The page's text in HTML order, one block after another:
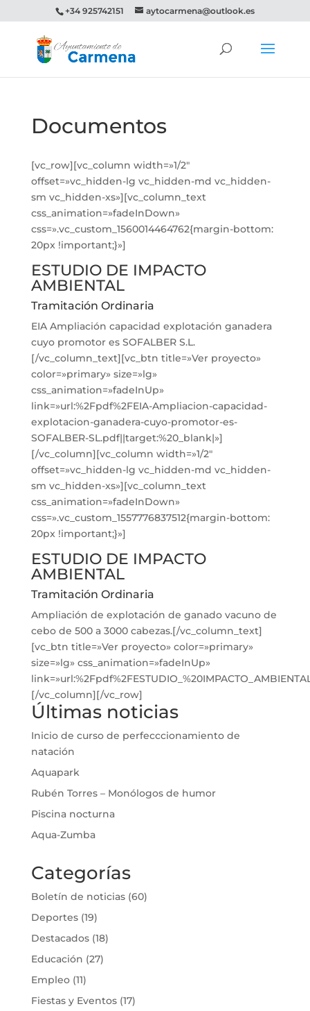
+34 925742151 aytocarmena@outlook.es
Documentos
[vc_row][vc_column width=»1/2″
offset=»vc_hidden-lg vc_hidden-md vc_hidden-
sm vc_hidden-xs»][vc_column_text
css_animation=»fadeInDown»
css=».vc_custom_1560014464762{margin-bottom:
20px !important;}»]
ESTUDIO DE IMPACTO
AMBIENTAL
Tramitación Ordinaria
EIA Ampliación capacidad explotación ganadera
cuyo promotor es SOFALBER S.L.
[/vc_column_text][vc_btn title=»Ver proyecto»
color=»primary» size=»lg»
css_animation=»fadeInUp»
link=»url:%2Fpdf%2FEIA-Ampliacion-capacidad-
explotacion-ganadera-cuyo-promotor-es-
SOFALBER-SL.pdf||target:%20_blank|»]
[/vc_column][vc_column width=»1/2″
offset=»vc_hidden-lg vc_hidden-md vc_hidden-
sm vc_hidden-xs»][vc_column_text
css_animation=»fadeInDown»
css=».vc_custom_1557776837512{margin-bottom:
20px !important;}»]
ESTUDIO DE IMPACTO
AMBIENTAL
Tramitación Ordinaria
Ampliación de explotación de ganado vacuno de
cebo de 500 a 3000 cabezas.[/vc_column_text]
[vc_btn title=»Ver proyecto» color=»primary»
size=»lg» css_animation=»fadeInUp»
[/vc_column][/vc_row]
Últimas noticias
Inicio de curso de perfecccionamiento de
natación
Aquapark
Rubén Torres – Monólogos de humor
Piscina nocturna
Aqua-Zumba
Categorías
Boletín de noticias(60)
Deportes(19)
Destacados(18)
Educación (27)
Empleo(11)
Fiestas y Eventos(17)